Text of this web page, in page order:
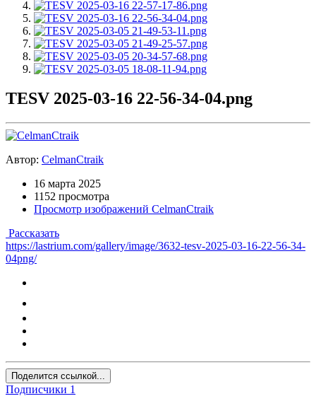
TESV 2025-03-16 22-56-34-04.png
Автор: CelmanCtraik
16 марта 2025
1152 просмотра
Просмотр изображений CelmanCtraik
Рассказать
https://lastrium.com/gallery/image/3632-tesv-2025-03-16-22-56-34-
04png/
Поделится ссылкой...
Подписчики 1